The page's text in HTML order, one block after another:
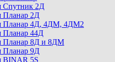
Спутник 2Д
Планар 2Д
Планар 4Д, 4ДМ, 4ДМ2
Планар 44Д
Планар 8Д и 8ДМ
Планар 9Д
BINAR 5S